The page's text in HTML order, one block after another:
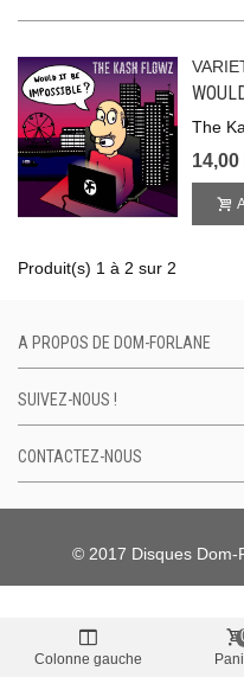
The
14,00
Produit(s) 1 à 2 sur 2
A PROPOS DE DOM-FORLANE
SUIVEZ-NOUS !
CONTACTEZ-NOUS
© 2017 Disques Dom-
Colonne gauche